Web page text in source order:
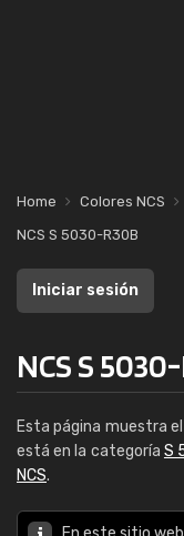
Home Colores NCS
NCS S 5030-R30B
Iniciar sesión
NCS S
Esta página muestra el
está en la categoría S
NCS.